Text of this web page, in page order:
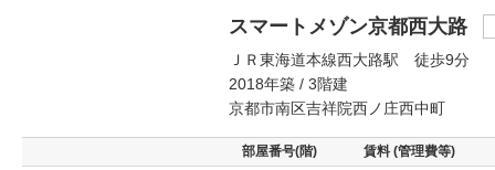
スマートメゾン京都西大路
ＪＲ東海道本線西大路駅 徒歩9分
2018年築 / 3階建
京都市南区吉祥院西ノ庄西中町
部屋番号(階) 賃料 (管理費等)